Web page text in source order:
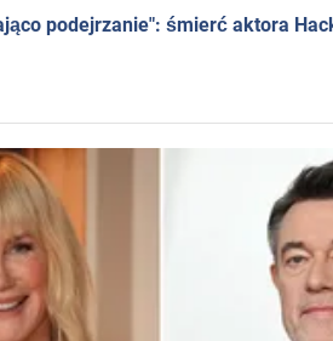
podejrzanie": śmierć aktora